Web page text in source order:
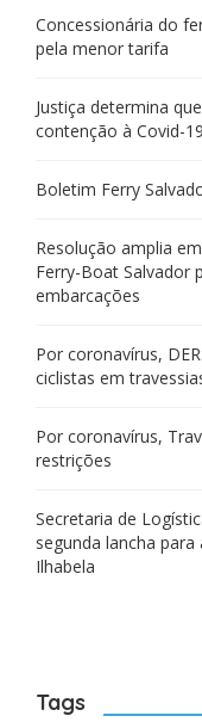
Concessionária do
pela menor tarifa
Justiça determina
contenção à Covid-19
Boletim Ferry
Resolução amplia
Ferry-Boat Salvador
embarcações
Por coronavírus,
ciclistas em
Por coronavírus,
restrições
Secretaria de
segunda lancha
Ilhabela
Tags